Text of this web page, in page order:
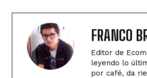
FRANCO
Editor de
leyendo lo
por café, da